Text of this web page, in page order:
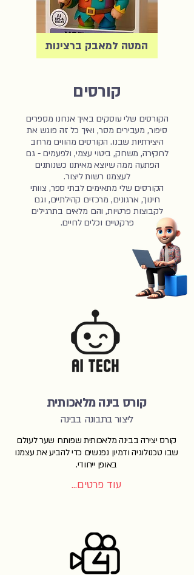
המטה למאבק ברצינות
קורסים
הקורסים שלי עוסקים באיך אנחנו מספרים
סיפור, מעבירים מסר, ואיך כל זה פוגש את
היצירתיות שבנו. הקורסים מהווים מרחב
לחקירה, משחק, ביטוי עצמי, ולפעמים - גם
הפתעה ממה שיוצא מאיתנו כשנותנים
לעצמנו רשות ליצור.
הקורסים שלי מתאימים לבתי ספר, צוותי
חינוך, ארגונים, מרכזים קהילתיים, וגם
לקבוצות פרטיות, והם מלאים בתרגילים
פרקטיים וכלים לחיים.
קורס בינה מלאכותית
ליצור בתבונה בבינה
קורס יצירה בבינה מלאכותית שפותח שער לעולם
שבו טכנולוגיה ודמיון נפגשים כדי להביע את עצמנו
באופן ייחודי.
עוד פרטים...